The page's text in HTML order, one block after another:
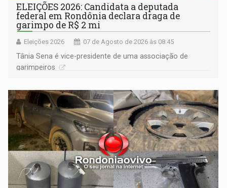
ELEIÇÕES 2026: Candidata a deputada
federal em Rondônia declara draga de
garimpo de R$ 2 mi
Eleições 2026 07 de Agosto de 2026 às 08:45
Tânia Sena é vice-presidente de uma associação de
garimpeiros